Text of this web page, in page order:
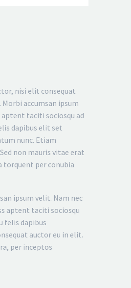
nisi elit consequat
accumsan ipsum
taciti sociosqu ad
dapibus elit set
nunc. Etiam
non mauris vitae erat
torquent per conubia
ipsum velit. Nam nec
aptent taciti sociosqu
felis dapibus
auctor eu in elit.
per inceptos